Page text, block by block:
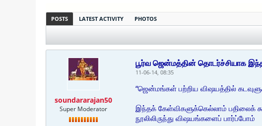
POSTS LATEST ACTIVITY PHOTOS
soundararajan50
Super Moderator
பூர்வ ஜென்மத்தின் தொடர்ச்சியாக
11-06-14, 08:35
“ஜென்மங்கள் பற்றிய விஷயத்தில்
இந்தக் கேள்விகளுக்கெல்லாம் பதிலைக்
நூலிலிருந்து விஷயங்களைப் பார்ப்போம்